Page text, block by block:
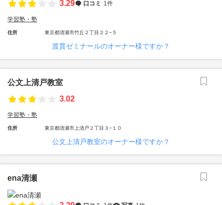
3.29
口コミ 1件
学習塾・塾
住所 東京都清瀬市竹丘２丁目２２−５
渡貫ゼミナールのオーナー様ですか？
公文上清戸教室
3.02
学習塾・塾
住所 東京都清瀬市上清戸２丁目３−１０
公文上清戸教室のオーナー様ですか？
ena清瀬